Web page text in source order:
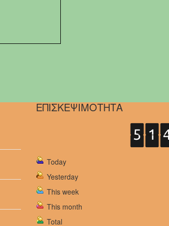
ΕΠΙΣΚΕΨΙΜΟΤΗΤΑ
Today
Yesterday
This week
This month
Total